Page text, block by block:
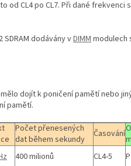
od CL4 po CL7. Při dané frekvenci
dodávány vDIMM modulech
dojít k poničení pamětí nebo
pamětí.
Počet přenesených
dat během sekundy
Časování
400 milionů CL4-5